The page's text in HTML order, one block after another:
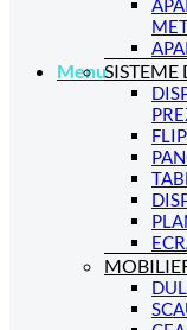
MenuSISTEME